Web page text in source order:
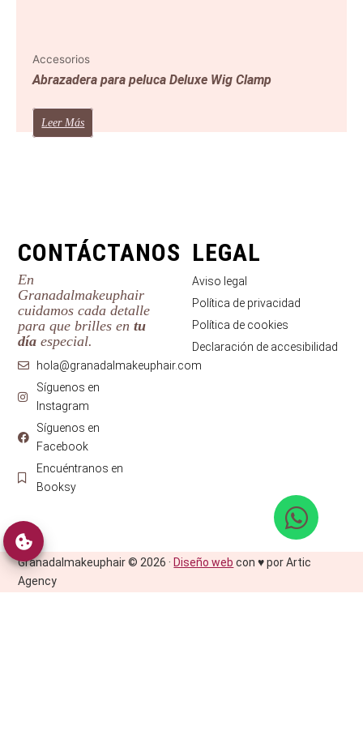
Accesorios
Abrazadera para peluca Deluxe Wig Clamp
Leer Más
CONTÁCTANOS
En
Granadalmakeuphair
cuidamos cada detalle
para que brilles entu
día especial.
hola@granadalmakeuphair.com
Síguenos en
Instagram
Síguenos en
Facebook
Encuéntranos en
Booksy
LEGAL
Aviso legal
Política de privacidad
Política de cookies
Declaración de accesibilidad
Granadalmakeuphair © 2026 · Diseño web con ♥️ por Artic
Agency